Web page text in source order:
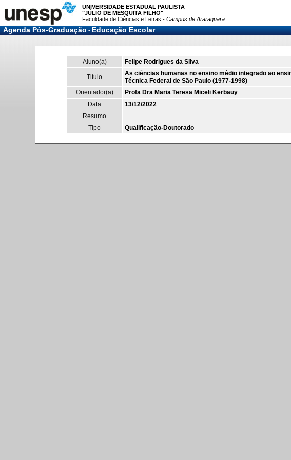
UNIVERSIDADE ESTADUAL PAULISTA
"JÚLIO DE MESQUITA FILHO"
Faculdade de Ciências e Letras - Campus de Araraquara
Agenda Pós-Graduação-Educação Escolar
Aluno(a) Felipe Rodrigues da Silva
Titulo
As ciências humanas no ensino médio integrado ao
Técnica Federal de São Paulo (1977-1998)
Orientador(a)
Profa Dra Maria Teresa Miceli Kerbauy
Data
13/12/2022
Resumo
Tipo
Qualificação-Doutorado